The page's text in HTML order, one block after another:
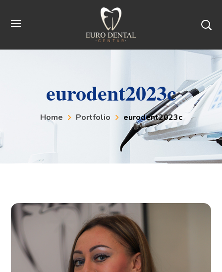
eurodent2023c
Home Portfolio eurodent2023c